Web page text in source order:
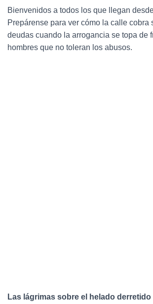
Bienvenidos a todos los que llegan
Prepárense para ver cómo la calle cobra
deudas cuando la arrogancia se topa de
hombres que no toleran los abusos.
Las lágrimas sobre el helado derretido